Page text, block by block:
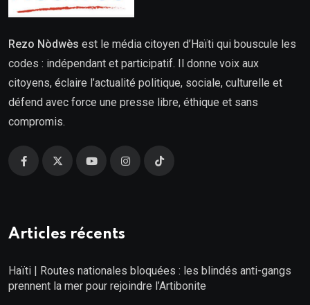
Rezo Nòdwès est le média citoyen d’Haïti qui bouscule les
codes : indépendant et participatif. Il donne voix aux
citoyens, éclaire l’actualité politique, sociale, culturelle et
défend avec force une presse libre, éthique et sans
compromis.
Articles récents
Haïti | Routes nationales bloquées : les blindés anti-gangs
prennent la mer pour rejoindre l’Artibonite